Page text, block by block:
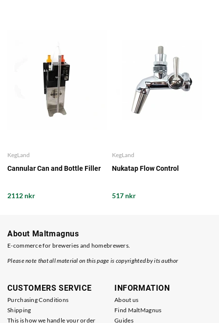
KegLand
Cannular Can and Bottle Filler
2112 nkr
KegLand
Nukatap Flow Control
517 nkr
About Maltmagnus
E-commerce for breweries and homebrewers.
Please note that all material on this page is copyrighted by its author
CUSTOMERS SERVICE
Purchasing Conditions
Shipping
This is how we handle your order
INFORMATION
About us
Find MaltMagnus
Guides